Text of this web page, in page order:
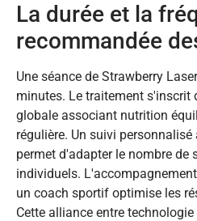
La durée et la
recommandée
Une séance de Strawberry
minutes. Le traitement s'inscrit
globale associant nutrition
régulière. Un suivi
permet d'adapter le nombre de
individuels.
un coach sportif optimise les
Cette alliance entre